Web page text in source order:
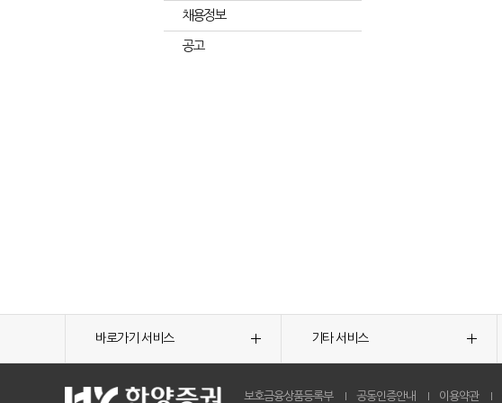
채용정보
공고
바로가기 서비스 기타 서비스
보호금융상품등록부 공동인증안내 이용약관